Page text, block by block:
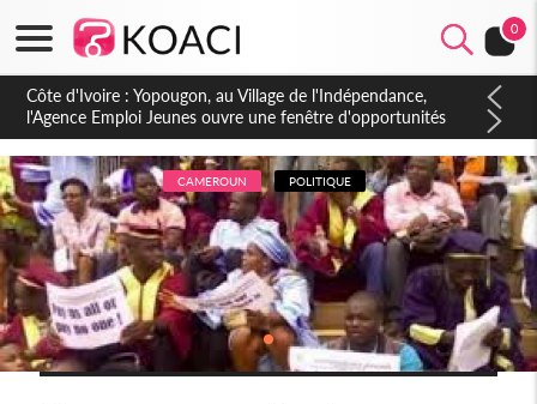
0
Côte d'Ivoire : CHU de Treichville, après la fronde, les agents
contractuels obtiennent un accord avec la direction sur les
arriérés du SMIG 2023
CAMEROUN POLITIQUE